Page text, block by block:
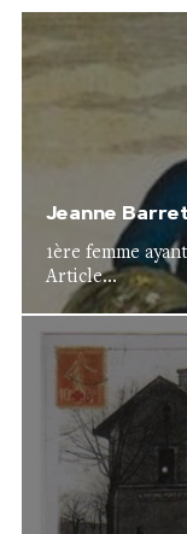
Jeanne
1ère femme
Article...